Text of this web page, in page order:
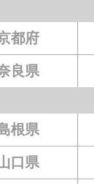
都府
良県
根県
口県